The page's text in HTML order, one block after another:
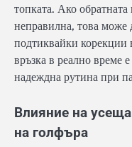
топката. Ако
неправилна, това може
подтиквайки корекции
връзка в реално време
надеждна рутина при
Влияние на
на голфъра